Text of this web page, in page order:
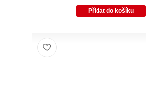
Přidat do košíku